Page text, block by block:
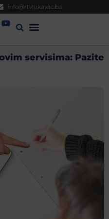
info@rtvlukavac.ba
servisima: Pazite